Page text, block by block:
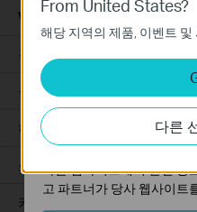
WiFi 라우터
통합 라우터
클라우드 기반
하드웨어
소프트웨어
카메라
From United States?
해당 지역의 제품, 이벤트 및
다른
이 쿠키는 웹사이트가 작동
스템에서 비활성화할 수 없
분석 및 마케팅 쿠키
분석 쿠키는 웹사이트의 기
웹사이트에서의 사용자 활
입니다.
마케팅 쿠키는 귀하의 관
다른 웹사이트에서 관련 광
고 파트너가 당사 웹사이트